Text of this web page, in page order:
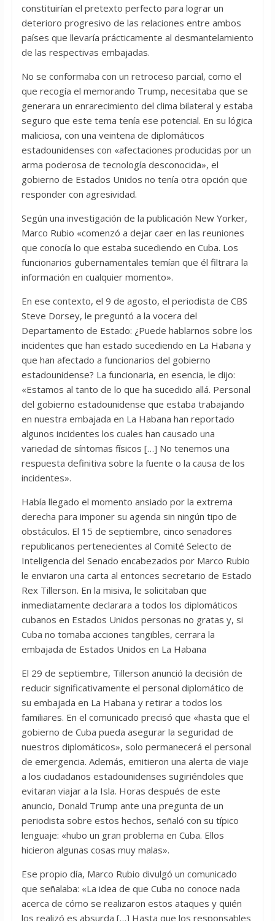
constituirían el pretexto perfecto para lograr un
deterioro progresivo de las relaciones entre ambos
países que llevaría prácticamente al desmantelamiento
de las respectivas embajadas.
No se conformaba con un retroceso parcial, como el
que recogía el memorando Trump, necesitaba que se
generara un enrarecimiento del clima bilateral y estaba
seguro que este tema tenía ese potencial. En su lógica
maliciosa, con una veintena de diplomáticos
estadounidenses con «afectaciones producidas por un
arma poderosa de tecnología desconocida», el
gobierno de Estados Unidos no tenía otra opción que
responder con agresividad.
Según una investigación de la publicación New Yorker,
Marco Rubio «comenzó a dejar caer en las reuniones
que conocía lo que estaba sucediendo en Cuba. Los
funcionarios gubernamentales temían que él filtrara la
información en cualquier momento».
En ese contexto, el 9 de agosto, el periodista de CBS
Steve Dorsey, le preguntó a la vocera del
Departamento de Estado: ¿Puede hablarnos sobre los
incidentes que han estado sucediendo en La Habana y
que han afectado a funcionarios del gobierno
estadounidense? La funcionaria, en esencia, le dijo:
«Estamos al tanto de lo que ha sucedido allá. Personal
del gobierno estadounidense que estaba trabajando
en nuestra embajada en La Habana han reportado
algunos incidentes los cuales han causado una
variedad de síntomas físicos […] No tenemos una
respuesta definitiva sobre la fuente o la causa de los
incidentes».
Había llegado el momento ansiado por la extrema
derecha para imponer su agenda sin ningún tipo de
obstáculos. El 15 de septiembre, cinco senadores
republicanos pertenecientes al Comité Selecto de
Inteligencia del Senado encabezados por Marco Rubio
le enviaron una carta al entonces secretario de Estado
Rex Tillerson. En la misiva, le solicitaban que
inmediatamente declarara a todos los diplomáticos
cubanos en Estados Unidos personas no gratas y, si
Cuba no tomaba acciones tangibles, cerrara la
embajada de Estados Unidos en La Habana
El 29 de septiembre, Tillerson anunció la decisión de
reducir significativamente el personal diplomático de
su embajada en La Habana y retirar a todos los
familiares. En el comunicado precisó que «hasta que el
gobierno de Cuba pueda asegurar la seguridad de
nuestros diplomáticos», solo permanecerá el personal
de emergencia. Además, emitieron una alerta de viaje
a los ciudadanos estadounidenses sugiriéndoles que
evitaran viajar a la Isla. Horas después de este
anuncio, Donald Trump ante una pregunta de un
periodista sobre estos hechos, señaló con su típico
lenguaje: «hubo un gran problema en Cuba. Ellos
hicieron algunas cosas muy malas».
Ese propio día, Marco Rubio divulgó un comunicado
que señalaba: «La idea de que Cuba no conoce nada
acerca de cómo se realizaron estos ataques y quién
los realizó es absurda […] Hasta que los responsables